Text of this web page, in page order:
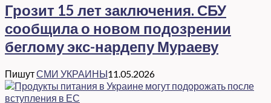
Грозит 15 лет заключения. СБУ
сообщила о новом подозрении
беглому экс-нардепу Мураеву
ПишутСМИ УКРАИНЫ11.05.2026